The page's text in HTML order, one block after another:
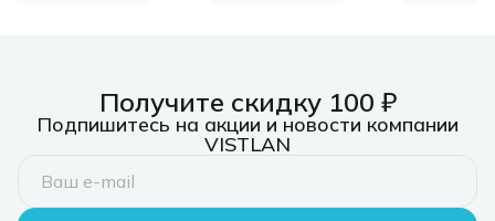
Получите скидку 100 ₽
Подпишитесь на акции и новости компании
VISTLAN